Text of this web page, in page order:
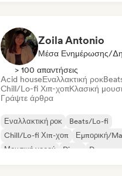
Zoila Antonio
> 100 απαντήσεις
Acid houseΕναλλακτική ροκ
Chill/Lo-fi Χιπ-χοπΚλασική
Γράψτε άρθρα
Εναλλακτική ροκ
Beats/Lo-fi
Chill/Lo-fi Χιπ-χοπ
Εμπορική/
Μουσική χορού
Disco
Dream